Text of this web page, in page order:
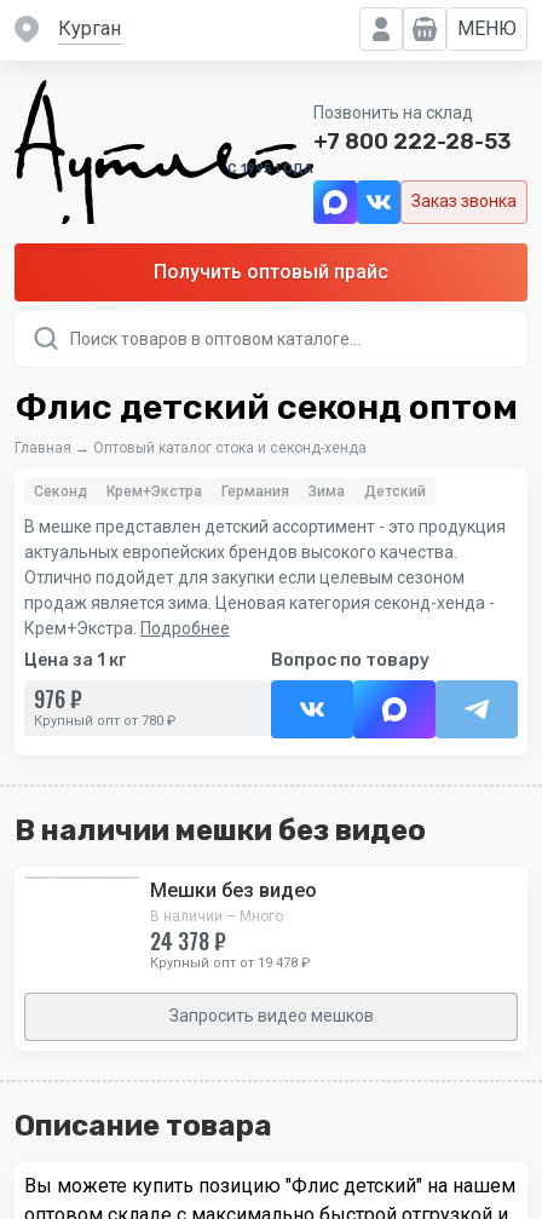
Курган МЕНЮ
C 1995 ГОДА
Позвонить на склад
+7 800 222-28-53
Заказ звонка
Получить оптовый прайс
товаров
Флис детский секонд оптом
Главная → Оптовый каталог стока и секонд-хенда
Секонд Крем+Экстра Германия Зима Детский
В мешке представлен детский ассортимент - это продукция
актуальных европейских брендов высокого качества.
Отлично подойдет для закупки если целевым сезоном
продаж является зима. Ценовая категория секонд-хенда -
Крем+Экстра. Подробнее
Цена за 1 кг
976 ₽
Крупный опт от 780 ₽
Вопрос по товару
В наличии мешки без видео
Мешки без видео
В наличии – Много
24 378 ₽
Крупный опт от 19 478 ₽
Запросить видео мешков
Описание товара
Вы можете купить позицию "Флис детский" на нашем